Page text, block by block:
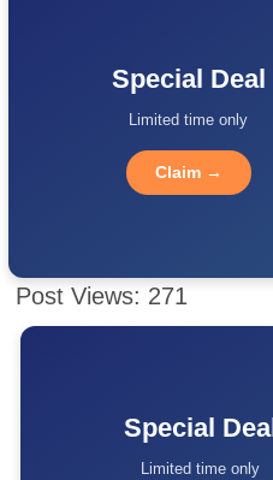
Special Deal
Limited time only
Claim →
Post Views: 271
Special
Limited time only